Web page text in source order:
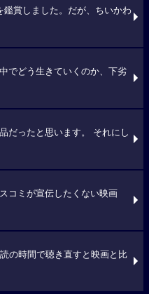
賞しました。だが、ちいかわ
でどう生きていくのか、下劣
だったと思います。 それにし
コミが宣伝したくない映画
の時間で聴き直すと映画と比